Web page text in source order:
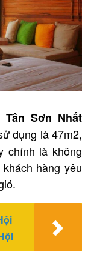
Tân Sơn Nhất
dụng là 47m2,
chính là không
hàng yêu